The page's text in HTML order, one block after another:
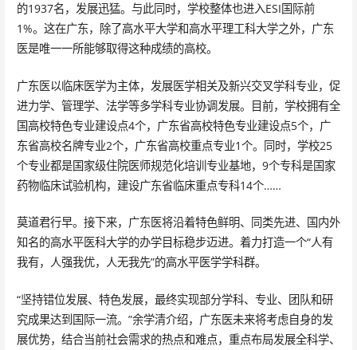
的1937名，发展迅猛。与此同时，学校整体也进入ESI国际前
1%。这在广东，除了高水平大学和高水平理工科大学之外，广东
医是唯一一所能够取得这种成绩的高校。
广东医以临床医学为主体，发展医学相关及新兴交叉学科专业，促
进力学、管理学、法学等多学科专业协调发展。目前，学校拥有全
国高校特色专业建设点4个，广东省高校特色专业建设点5个，广
东省高校名牌专业2个，广东省高校重点专业1个。同时，学校25
个专业都是国家级住院医师规范化培训专业基地，9个专科是国家
药物临床试验机构，建设广东省临床重点专科14个……
莫道君行早。接下来，广东医将沿着特色鲜明、同类先进、国内外
知名的高水平医科大学的办学目标稳步迈进。着力打造一个“人有
我有，人强我优，人无我先”的高水平医学学科群。
“坚持错位发展、特色发展，最终实现部分学科、专业、团队和研
究成果达到国际一流。”余学清介绍，广东医未来将考虑自身的发
展优势，结合当前社会需求的热点和难点，重点布局发展全科学、